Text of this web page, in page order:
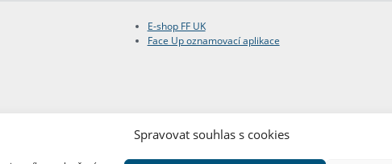
Spravovat souhlas s cookies
E-shop FF UK
Face Up oznamovací aplikace